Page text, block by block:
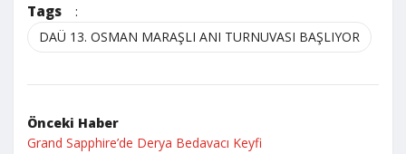
Tags :
DAÜ 13. OSMAN MARAŞLI ANI TURNUVASI BAŞLIYOR
Önceki Haber
Grand Sapphire’de Derya Bedavacı Keyfi